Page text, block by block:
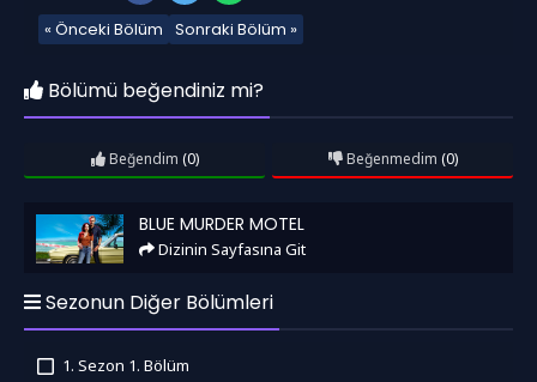
« Önceki Bölüm Sonraki Bölüm »
Bölümü beğendiniz mi?
Beğendim (0) Beğenmedim (0)
Blue Murder MotelBLUE MURDER MOTEL
Dizinin Sayfasına Git
Sezonun Diğer Bölümleri
1. Sezon 1. Bölüm